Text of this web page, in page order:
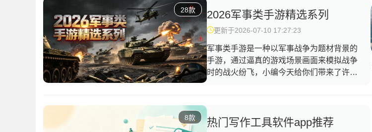
得大家的笑容，非常适合玩家们打发无聊时
28款 2026军事类手游精选系列
更新于2026-07-10 17:27:23
军事类手游是一种以军事战争为题材背景的
手游，通过逼真的游戏场景画面来模拟战争
时的战火纷飞，小编今天给你们带来了许多
进行游玩，如果你也喜欢军事类手游，可千
8款 热门写作工具软件app推荐